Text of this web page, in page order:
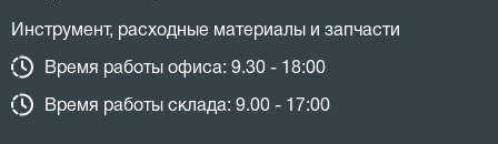
Инструмент, расходные материалы и запчасти
Время работы офиса: 9.30 - 18:00
Время работы склада: 9.00 - 17:00